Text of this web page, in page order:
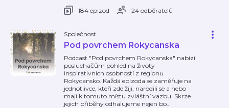
184 epizod
24 odběratelů
Společnost
Pod povrchem Rokycanska
Podcast "Pod povrchem Rokycanska" nabízí
posluchačům pohled na životy
inspirativních osobností z regionu
Rokycansko. Každá epizoda se zaměřuje na
jednotlivce, kteří zde žijí, narodili se a nebo
mají k tomuto místu zvláštní vazbu. Skrze
jejich příběhy odhalujeme nejen bo…